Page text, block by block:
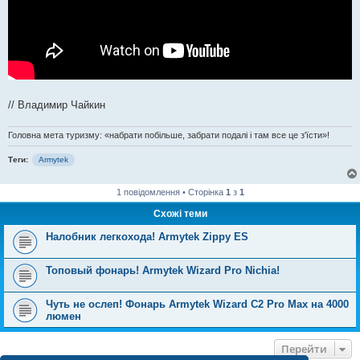
// Владимир Чайкин
Головна мета туризму: «набрати побільше, забрати подалі і там все це з'їсти»!
Теги: Armytek
1 повідомлення • Сторінка 1 з 1
Схожі теми
Налобник легкохода! Armytek Zippy ES
Топовый фонарь! Armytek Wizard Pro Nichia!
Чуть не ослеп! Фонарь Armytek Wizard C2 Pro Max на 4000
люмен
Перейти